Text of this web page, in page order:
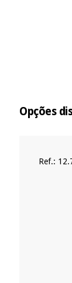
Opções
Ref.: